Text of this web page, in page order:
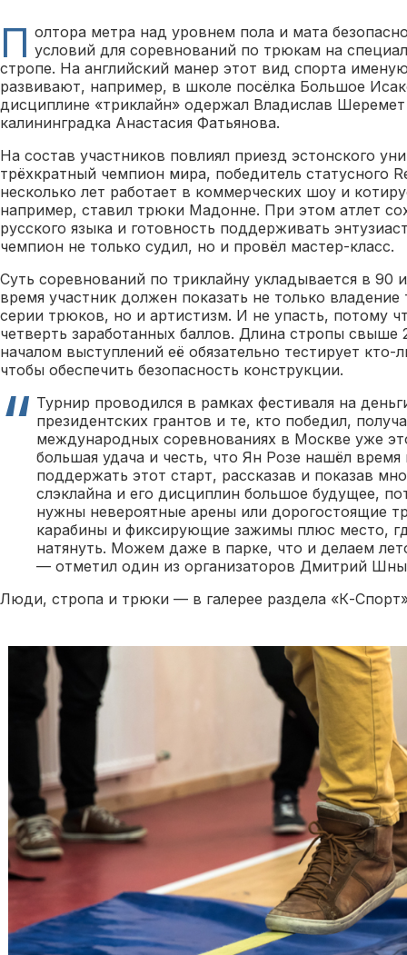
П олтора метра над уровнем пола и мата
условий для соревнований по трюкам на
стропе. На английский манер этот вид спорта
развивают, например, в школе посёлка Большое
дисциплине «триклайн» одержал Владислав
калининградка Анастасия Фатьянова.
На состав участников повлиял приезд эстонского
трёхкратный чемпион мира, победитель статусного
несколько лет работает в коммерческих шоу и
например, ставил трюки Мадонне. При этом атлет
русского языка и готовность поддерживать
чемпион не только судил, но и провёл мастер-класс.
Суть соревнований по триклайну укладывается в 90
время участник должен показать не только
серии трюков, но и артистизм. И не упасть, потому
четверть заработанных баллов. Длина стропы свыше
началом выступлений её обязательно тестирует кто-
чтобы обеспечить безопасность конструкции.
Турнир проводился в рамках фестиваля на
президентских грантов и те, кто победил,
международных соревнованиях в Москве уже
большая удача и честь, что Ян Розе нашёл время
поддержать этот старт, рассказав и показав
слэклайна и его дисциплин большое будущее,
нужны невероятные арены или дорогостоящие
карабины и фиксирующие зажимы плюс место,
натянуть. Можем даже в парке, что и делаем
— отметил один из организаторов Дмитрий
Люди, стропа и трюки — в галерее раздела «К-